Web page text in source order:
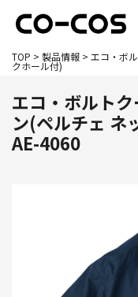
TOP > 製品情報 > エコ・ボ
クホール付)
エコ・ボルト
ン(ペルチェ ネ
AE-4060